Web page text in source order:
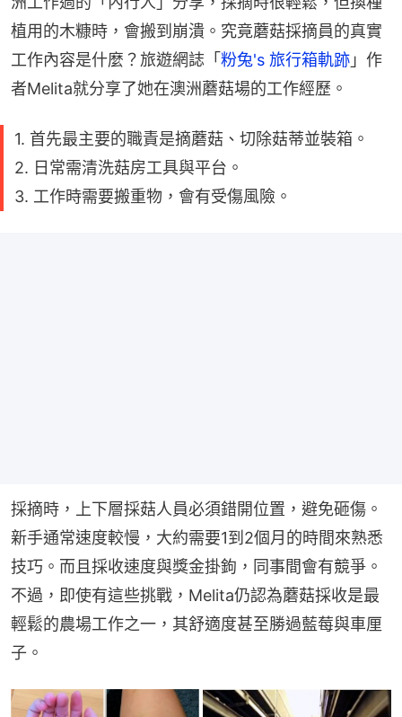
植用的木糠時，會搬到崩潰。究竟蘑菇採摘員的真實
工作內容是什麼？旅遊網誌「粉兔's 旅行箱軌跡 」作
者Melita就分享了她在澳洲蘑菇場的工作經歷。
1. 首先最主要的職責是摘蘑菇、切除菇蒂並裝箱。
2. 日常需清洗菇房工具與平台。
3. 工作時需要搬重物，會有受傷風險。
採摘時，上下層採菇人員必須錯開位置，避免砸傷。
新手通常速度較慢，大約需要1到2個月的時間來熟悉
技巧。而且採收速度與獎金掛鉤，同事間會有競爭。
不過，即使有這些挑戰，Melita仍認為蘑菇採收是最
輕鬆的農場工作之一，其舒適度甚至勝過藍莓與車厘
子。